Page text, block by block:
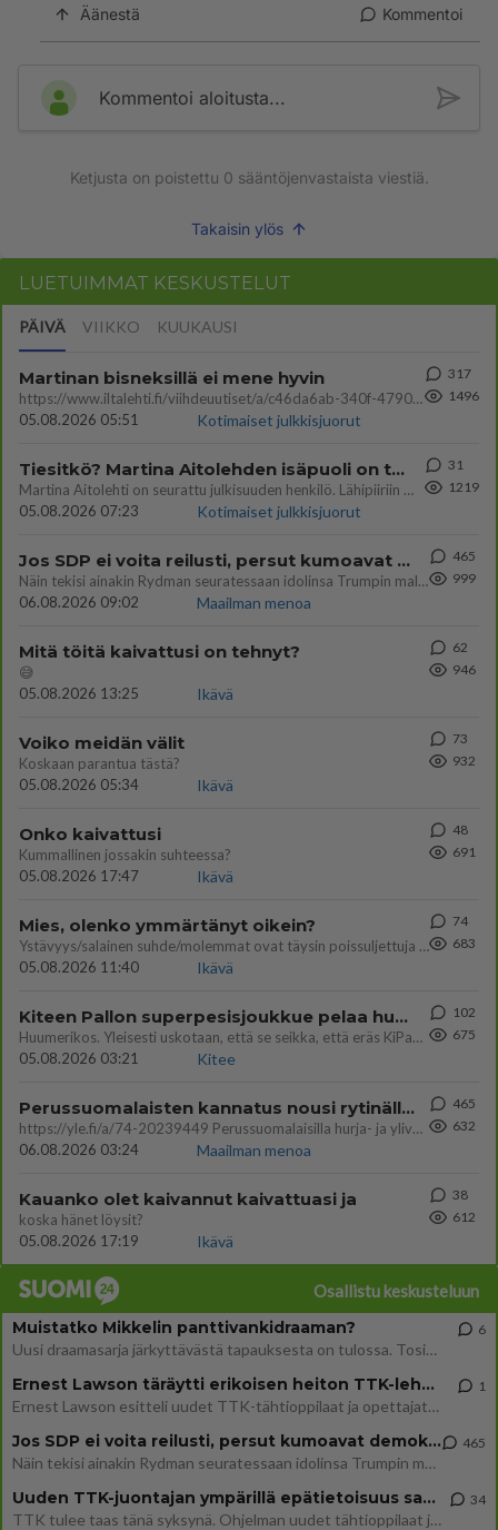
Äänestä Kommentoi
Kommentoi aloitusta...
Ketjusta on poistettu 0 sääntöjenvastaista viestiä.
Takaisin ylös
LUETUIMMAT KESKUSTELUT
PÄIVÄ VIIKKO KUUKAUSI
Martinan bisneksillä ei mene hyvin
https://www.iltalehti.fi/viihdeuutiset/a/c46da6ab-340f-4790-aaa7-0865eed2336 Yrityksen konkurssihakemus on tullut kärä
05.08.2026 05:51
Kotimaiset julkkisjuorut
317
1496
Tiesitkö? Martina Aitolehden isäpuoli on tämä suosittu laulaja
Martina Aitolehti on seurattu julkisuuden henkilö. Lähipiiriin mahtuu muitakin tunnettuja henkilöitä. Tiesitkö, että Ma
05.08.2026 07:23
Kotimaiset julkkisjuorut
31
1219
Jos SDP ei voita reilusti, persut kumoavat demokratian Suomesta
Näin tekisi ainakin Rydman seuratessaan idolinsa Trumpin mallia https://www.is.fi/politiikka/art-2000012187244.html
06.08.2026 09:02
Maailman menoa
465
999
Mitä töitä kaivattusi on tehnyt?
😅
05.08.2026 13:25
Ikävä
62
946
Voiko meidän välit
Koskaan parantua tästä?
05.08.2026 05:34
Ikävä
73
932
Onko kaivattusi
Kummallinen jossakin suhteessa?
05.08.2026 17:47
Ikävä
48
691
Mies, olenko ymmärtänyt oikein?
Ystävyys/salainen suhde/molemmat ovat täysin poissuljettuja asioita? Nainen
05.08.2026 11:40
Ikävä
74
683
Kiteen Pallon superpesisjoukkue pelaa huumeiden vaikutuksen alaisena
Huumerikos. Yleisesti uskotaan, että se seikka, että eräs KiPan pelaaja kärähtää huumeista, on vain jäävuoren huippu. M
05.08.2026 03:21
Kitee
102
675
Perussuomalaisten kannatus nousi rytinällä Ylen tänään julkaisemassa tuoreimmassa gallup-kyselyssä.
https://yle.fi/a/74-20239449 Perussuomalaisilla hurja- ja ylivoimaisesti suurin nousu tässä uudessa Ylen gallupissa. Kyl
06.08.2026 03:24
Maailman menoa
465
632
Kauanko olet kaivannut kaivattuasi ja
koska hänet löysit?
05.08.2026 17:19
Ikävä
38
612
Osallistu keskusteluun
Muistatko Mikkelin panttivankidraaman?
Uusi draamasarja järkyttävästä tapauksesta on tulossa. Tositapahtumiin perustuva sarja ammentaa vuoden 1986 Mikkelin pan
6
Ernest Lawson täräytti erikoisen heiton TTK-lehdistötilaisuudessa: " Onko tässä tarkoituksena...?"
Ernest Lawson esitteli uudet TTK-tähtioppilaat ja opettajat torstaina 6.8. lehdistölle. Tulevalla kaudella on yksi hausk
1
Jos SDP ei voita reilusti, persut kumoavat demokratian Suomesta
Näin tekisi ainakin Rydman seuratessaan idolinsa Trumpin mallia https://www.is.fi/politiikka/art-2000012187244.html
465
Uuden TTK-juontajan ympärillä epätietoisuus sakenee - Nyt MTV hämmentää soppaa
TTK tulee taas tänä syksynä. Ohjelman uudet tähtioppilaat julkistetaan torstaina 6. elokuuta klo 14 alkavassa lehdistö
34